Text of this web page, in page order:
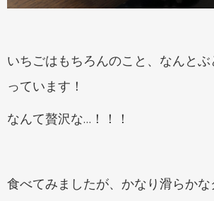
いちごはもちろんのこと、なんと
っています！
なんて贅沢な…！！！
食べてみましたが、かなり滑らか